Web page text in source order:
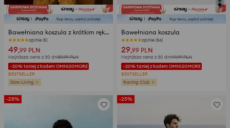
Bawełniana koszula z krótkim rękawem
opinie (5)
49,99 PLN
Najniższa cena z 30 dni59,99PLN
-20% taniej z kodem OMNI20MORE
BESTSELLER
Slow Living
Bawełniana koszula
opinie (56)
29,99 PLN
Najniższa cena z 30 dni49,99PLN
-20% taniej z kodem OMNI20MORE
BESTSELLER
Racing Club
-28% -25%